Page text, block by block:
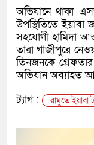
অভিযানে থাকা
উপস্থিতিতে ইয়াবা
সহযোগী হামিদা
তারা গাজীপুরে
তিনজনকে
অভিযান অব্যাহত
ট্যাগ :
রামুতে